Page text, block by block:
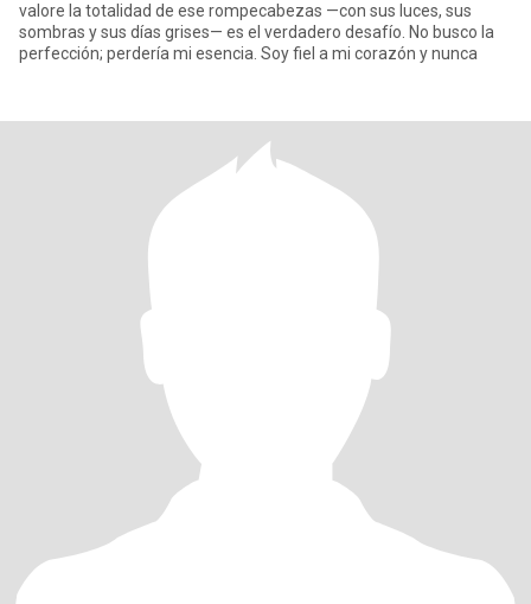
valore la totalidad de ese rompecabezas —con sus luces, sus
sombras y sus días grises— es el verdadero desafío. No busco la
perfección; perdería mi esencia. Soy fiel a mi corazón y nunca